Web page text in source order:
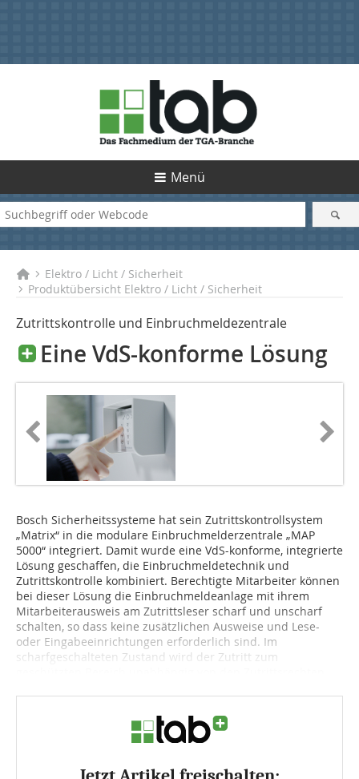
Menü
Elektro / Licht / Sicherheit
Produktübersicht Elektro / Licht / Sicherheit
Zutrittskontrolle und Einbruchmeldezentrale
Eine VdS-konforme Lösung
Bosch Sicherheitssysteme hat sein Zu­trittskontrollsystem
„Matrix“ in die modulare Einbruchmelderzentrale „MAP
5000“ integriert. Damit wurde eine VdS-konforme, integrierte
Lösung geschaffen, die Einbruchmeldetechnik und
Zutrittskontrolle kombiniert. Berechtigte Mitarbeiter können
bei dieser Lösung die Einbruchmeldeanlage mit ihrem
Mitarbeiterausweis am Zutrittsleser scharf und unscharf
schalten, so dass keine zusätzlichen Ausweise und Lese-
oder Eingabe­einrichtungen erforderlich sind. Im
scharfgeschalteten Zustand wird der Zutritt zum